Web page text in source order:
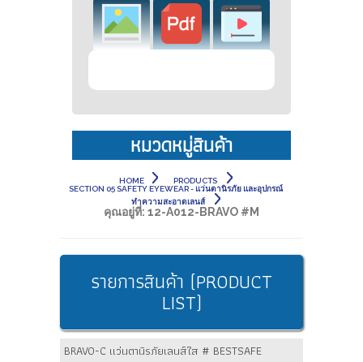
หมวดหมู่สินค้า
HOME
PRODUCTS
SECTION 05 SAFETY EYEWEAR - แว่นตานิรภัย และอุปกรณ์
ทำความสะอาดเลนส์
คุณอยู่ที่: 12-A012-BRAVO #M
รายการสินค้า (PRODUCT
LIST)
BRAVO-C แว่นตานิรภัยเลนส์ใส # BESTSAFE